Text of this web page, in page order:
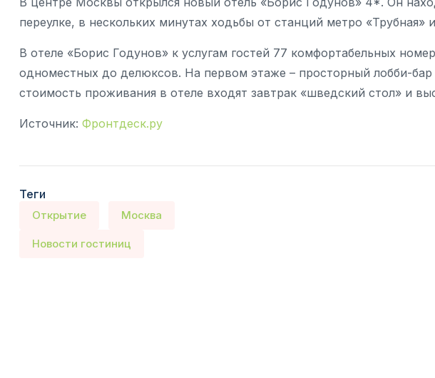
переулке, в нескольких минутах ходьбы от станций метро «Трубная»
В отеле «Борис Годунов» к услугам гостей 77 комфортабельных
одноместных до делюксов. На первом этаже – просторный лобби-
стоимость проживания в отеле входят завтрак «шведский стол» и
Источник: Фронтдеск.ру
Теги
Открытие Москва
Новости гостиниц